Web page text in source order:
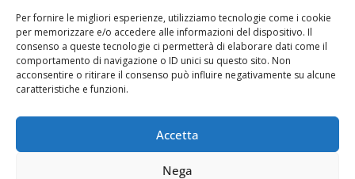
Per fornire le migliori esperienze, utilizziamo tecnologie come i cookie
per memorizzare e/o accedere alle informazioni del dispositivo. Il
consenso a queste tecnologie ci permetterà di elaborare dati come il
comportamento di navigazione o ID unici su questo sito. Non
acconsentire o ritirare il consenso può influire negativamente su alcune
caratteristiche e funzioni.
Accetta
Nega
Aut. del tribunale di Catania n.23/2011 del 20/09/2011 Dir.
Resp. Riccardo Orioles.
Associazione Culturale I Siciliani Giovani
via Randazzo 27 Catania